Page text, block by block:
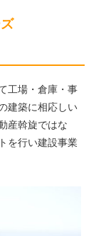
工場・倉庫・事
建築に相応しい
産斡旋ではな
を行い建設事業